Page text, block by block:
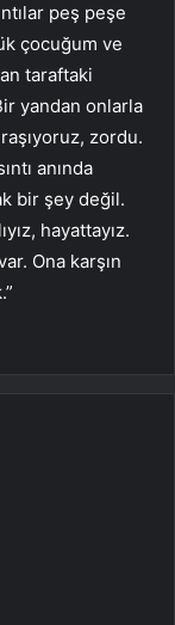
peş peşe
çocuğum ve
taraftaki
yandan onlarla
zordu.
anında
bir şey değil.
hayattayız.
Ona karşın